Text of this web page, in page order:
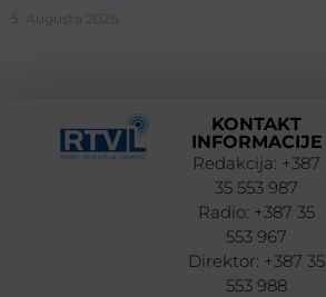
5. Augusta 2026.
KONTAKT
INFORMACIJE
Redakcija: +387
35 553 987
Radio: +387 35
553 967
Direktor: +387 35
553 988